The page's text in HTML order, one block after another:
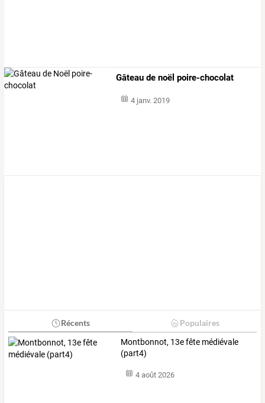
Gâteau de noël poire-chocolat
4 janv. 2019
Récents Populaires
Montbonnot, 13e fête médiévale
(part4)
4 août 2026